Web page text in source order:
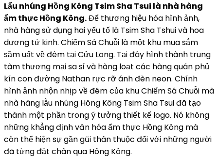
Lẩu nhúng Hồng Kông Tsim Sha Tsui là nhà hàng
ẩm thực Hồng Kông.Để thương hiệu hóa hình ảnh,
nhà hàng sử dụng hai yếu tố là Tsim Sha Tshui và hoa
dương tử kinh. Chiếm Sá Chuỗi là một khu mua sắm
sầm uất về đêm tại Cửu Long. Tại đây hình thành trung
tâm thương mại sa sỉ và hàng loạt các hàng quán phủ
kín con đường Nathan rực rỡ ánh đèn neon. Chính
hình ảnh nhộn nhịp về đêm của khu Chiếm Sá Chuỗi mà
nhà hàng lẫu nhúng Hông Kông Tsim Sha Tsui đã tạo
thành một phần trong ý tưởng thiết kế logo. Nó không
những khẳng định văn hóa ẩm thực Hồng Kông mà
còn thể hiện sự gần gũi thân thuộc đối với những người
đã từng đặt chân qua Hông Kông.